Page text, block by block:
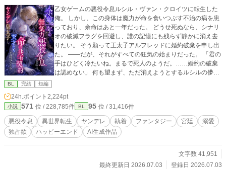
乙女ゲームの悪役令息ルシル・ヴァン・クロイツに転生した
俺。 しかし、この身体は魔力が命を食いつぶす不治の病を患
っており、余命はあと一年だった。 どうせ死ぬなら、シナリ
オの破滅フラグを回避し、誰の記憶にも残らず静かに消え去
りたい。 そう願って王太子アルフレッドに婚約破棄を申し出
た。 ――だが、それがすべての狂気の始まりだった。 「君の
手はひどく冷たいね。まるで死人のようだ。……婚約の破棄
は認めない」 何も望まず、ただ消えようとするルシルの儚げ
束。 実直な騎士ガレッドの盲目的な献身。 天才魔術師ノアの
狂気的な探究。 ルシルが死の淵へ沈み込もうとしたとき、三
人は神の理に逆らう禁忌の魔術を実行する。 それは、自らの
命と魔力をルシルの身体へ直接繋ぎ止める『命の共有契約』
だった――。 「君はもう、どこへも行けない。永遠に、私た
鳥籠の中、悪役令息は息が詰まるほど甘い絶望と幸福に溺れ
ていく。 ヤンデレ執着BLファンタジー、ここに開幕。
BL 完結 短編
24h.ポイント 2,224pt
小説 571 位 / 228,785件 BL 95 位 / 31,416件
悪役令息 異世界転生 ヤンデレ 執着 ファンタジー 宮廷
溺愛
独占欲
ハッピーエンド AI生成作品
文字数 41,951
最終更新日 2026.07.03
登録日 2026.07.03